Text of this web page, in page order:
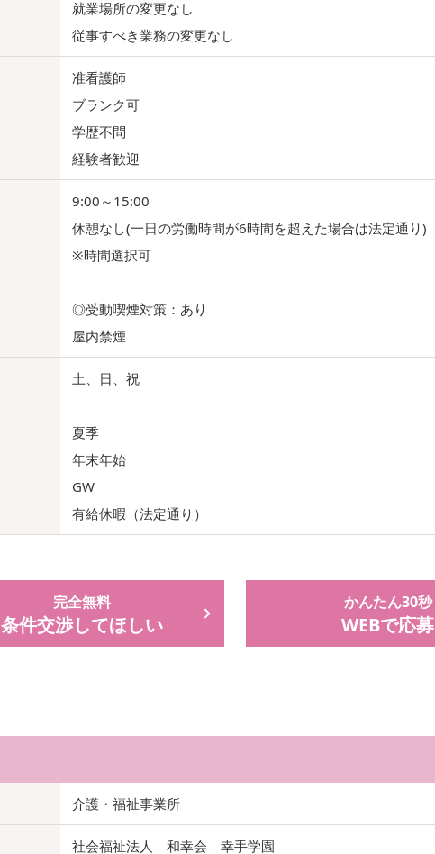
就業場所の変更なし
従事すべき業務の変更なし
准看護師
ブランク可
学歴不問
経験者歓迎
9:00～15:00
休憩なし(一日の労働時間が6時間を超えた場合は法定通り)
※時間選択可
◎受動喫煙対策：あり
屋内禁煙
土、日、祝
夏季
年末年始
GW
有給休暇（法定通り）
完全無料
条件交渉してほしい
かんたん30秒
WEBで応募
介護・福祉事業所
社会福祉法人 和幸会 幸手学園